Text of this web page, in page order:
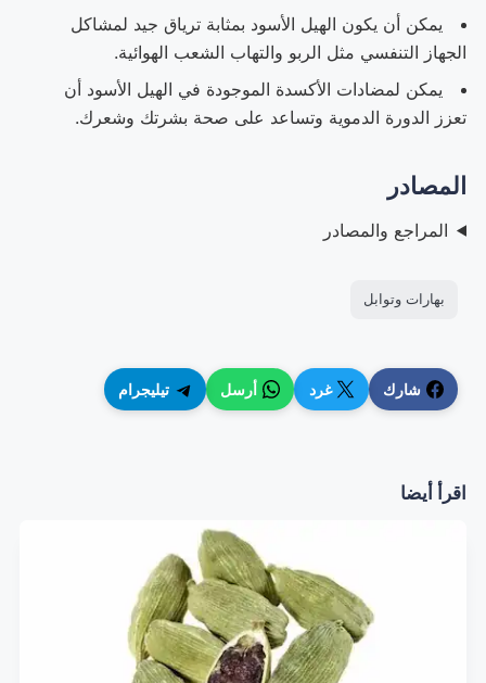
يمكن أن يكون الهيل الأسود بمثابة ترياق جيد لمشاكل
الجهاز التنفسي مثل الربو والتهاب الشعب الهوائية.
يمكن لمضادات الأكسدة الموجودة في الهيل الأسود أن
تعزز الدورة الدموية وتساعد على صحة بشرتك وشعرك.
المصادر
المراجع والمصادر
بهارات وتوابل
شارك غرد أرسل تيليجرام
اقرأ أيضا